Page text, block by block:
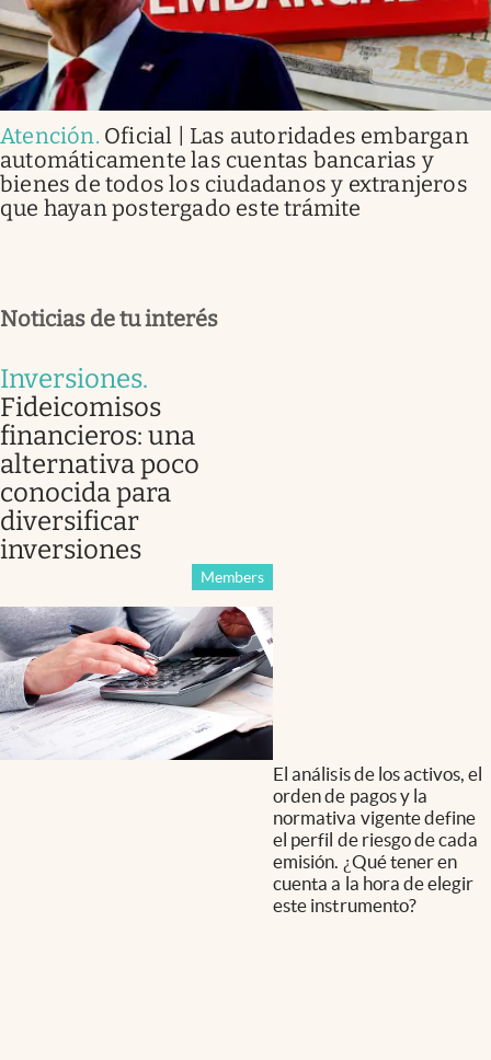
Atención. Oficial | Las autoridades embargan
automáticamente las cuentas bancarias y
bienes de todos los ciudadanos y extranjeros
que hayan postergado este trámite
Noticias de tu interés
Inversiones.
Fideicomisos
financieros: una
alternativa poco
conocida para
diversificar
inversiones
Members
El análisis de los activos, el
orden de pagos y la
normativa vigente define
el perfil de riesgo de cada
emisión. ¿Qué tener en
cuenta a la hora de elegir
este instrumento?